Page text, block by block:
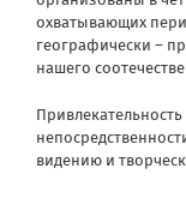
охватывающих
географически –
нашего
видению и